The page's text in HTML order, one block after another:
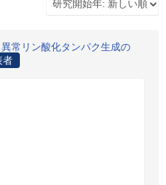
常リン酸化タンパク生成の
者